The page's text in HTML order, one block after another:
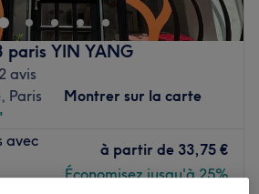
paris YIN YANG
avis
Paris
Montrer sur la carte
avec
à partir de 33,75 €
Économisez jusqu'à 25%